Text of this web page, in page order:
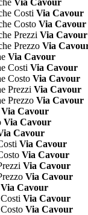
Costi Via Cavour
Costo Via Cavour
Prezzi Via Cavour
Prezzo Via
Via Cavour
Costi Via Cavour
Costo Via Cavour
Prezzi Via Cavour
Prezzo Via Cavour
Via Cavour
Via Cavour
Cavour
Via Cavour
Via Cavour
Via Cavour
Via Cavour
Via Cavour
Via Cavour
Via Cavour